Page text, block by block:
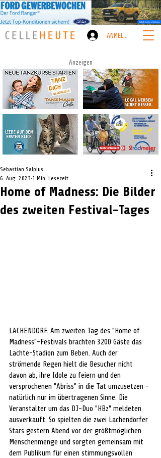
ANMELDEN
Anzeigen
Home of Madness: Die Bilder
des zweiten Festival-Tages
Sebastian Salpius
6. Aug. 2023 1 Min. Lesezeit
LACHENDORF. Am zweiten Tag des "Home of
Madness"-Festivals brachten 3200 Gäste das
Lachte-Stadion zum Beben. Auch der
strömende Regen hielt die Besucher nicht
davon ab, ihre Idole zu feiern und den
versprochenen "Abriss" in die Tat umzusetzen -
natürlich nur im übertragenen Sinne. Die
Veranstalter um das DJ-Duo "HBz" meldeten
ausverkauft. So spielten die zwei Lachendorfer
Stars gestern Abend vor der größtmöglichen
Menschenmenge und sorgten gemeinsam mit
dem Publikum für einen stimmungsvollen